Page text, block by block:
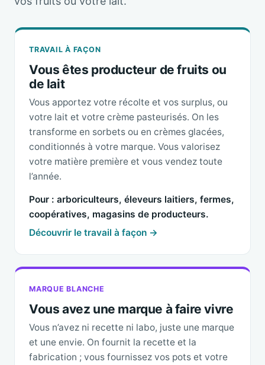
TRAVAIL À FAÇON
Vous êtes producteur de fruits ou
de lait
Vous apportez votre récolte et vos surplus, ou
votre lait et votre crème pasteurisés. On les
transforme en sorbets ou en crèmes glacées,
conditionnés à votre marque. Vous valorisez
votre matière première et vous vendez toute
l’année.
Pour : arboriculteurs, éleveurs laitiers, fermes,
coopératives, magasins de producteurs.
Découvrir le travail à façon →
MARQUE BLANCHE
Vous avez une marque à faire vivre
Vous n’avez ni recette ni labo, juste une marque
et une envie. On fournit la recette et la
fabrication ; vous fournissez vos pots et votre